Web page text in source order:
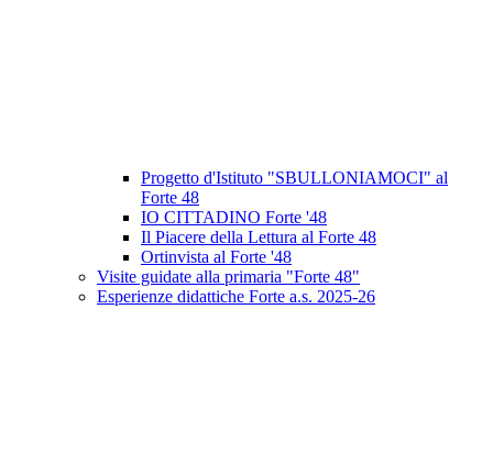
Progetto d'Istituto "SBULLONIAMOCI" al
Forte 48
IO CITTADINO Forte '48
Il Piacere della Lettura al Forte 48
Ortinvista al Forte '48
Visite guidate alla primaria "Forte 48"
Esperienze didattiche Forte a.s. 2025-26